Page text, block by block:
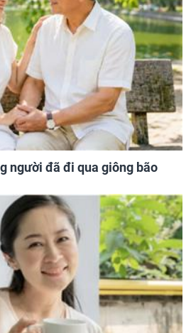
người đã đi qua giông bão